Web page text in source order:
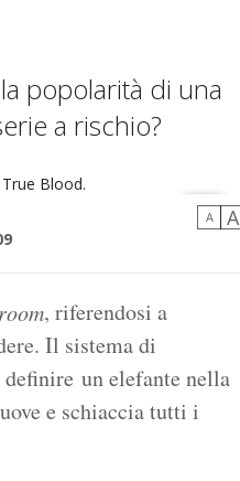
popolarità di una
a rischio?
A A
, riferendosi a
Il sistema di
un elefante nella
e schiaccia tutti i